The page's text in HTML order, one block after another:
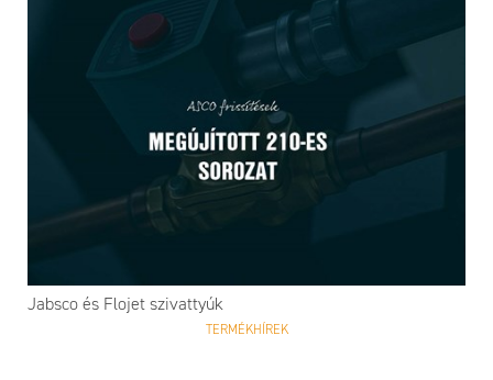
Jabsco és Flojet szivattyúk
TERMÉKHÍREK